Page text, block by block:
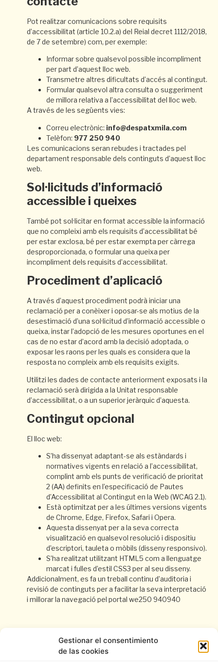
Gestionar el consentimiento
de las cookies
Pot realitzar comunicacions sobre requisits
d’accessibilitat (article 10.2.a) del Reial decret 1112/2018,
de 7 de setembre) com, per exemple:
Informar sobre qualsevol possible incompliment
per part d’aquest lloc web.
Transmetre altres dificultats d’accés al contingut.
Formular qualsevol altra consulta o suggeriment
de millora relativa a l’accessibilitat del lloc web.
A través de les següents vies:
Correu electrònic: info@despatxmila.com
Telèfon: 977 250 940
Les comunicacions seran rebudes i tractades pel
departament responsable dels continguts d’aquest lloc
web.
Sol·licituds d’informació
accessible i queixes
També pot sol·licitar en format accessible la informació
que no compleixi amb els requisits d’accessibilitat bé
per estar exclosa, bé per estar exempta per càrrega
desproporcionada, o formular una queixa per
incompliment dels requisits d’accessibilitat.
Procediment d’aplicació
A través d’aquest procediment podrà iniciar una
reclamació per a conèixer i oposar-se als motius de la
desestimació d’una sol·licitud d’informació accessible o
queixa, instar l’adopció de les mesures oportunes en el
cas de no estar d’acord amb la decisió adoptada, o
exposar les raons per les quals es considera que la
resposta no compleix amb els requisits exigits.
Utilitzi les dades de contacte anteriorment exposats i la
reclamació serà dirigida a la Unitat responsable
d’accessibilitat, o a un superior jeràrquic d’aquesta.
Contingut opcional
El lloc web:
S’ha dissenyat adaptant-se als estàndards i
normatives vigents en relació a l’accessibilitat,
complint amb els punts de verificació de prioritat
2 (AA) definits en l’especificació de Pautes
d’Accessibilitat al Contingut en la Web (WCAG 2.1).
Està optimitzat per a les últimes versions vigents
de Chrome, Edge, Firefox, Safari i Opera.
Aquesta dissenyat per a la seva correcta
visualització en qualsevol resolució i dispositiu
d’escriptori, tauleta o mòbils (disseny responsivo).
S’ha realitzat utilitzant HTML5 com a llenguatge
marcat i fulles d’estil CSS3 per al seu disseny.
Addicionalment, es fa un treball continu d’auditoria i
revisió de continguts per a facilitar la seva interpretació
i millorar la navegació pel portal we250 940940
Política de cookies